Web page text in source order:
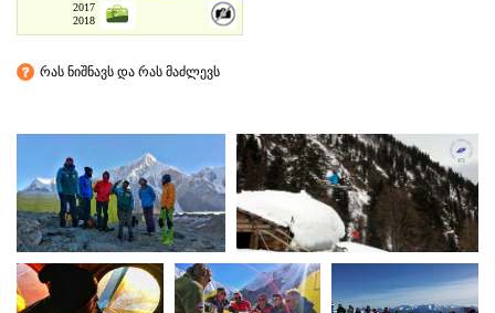
2017
2018
რას ნიშნავს და რას მაძლევს